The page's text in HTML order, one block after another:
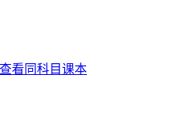
查看同科目课本